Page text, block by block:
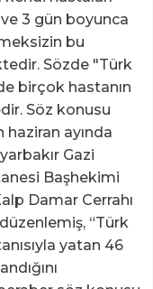
3 gün boyunca
bu
Sözde "Türk
birçok hastanın
Söz konusu
haziran ayında
Gazi
Başhekimi
Damar Cerrahı
düzenlemiş, “Türk
yatan 46